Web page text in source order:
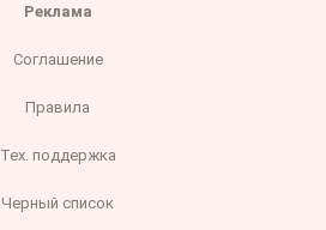
Реклама
Соглашение
Правила
Тех. поддержка
Черный список